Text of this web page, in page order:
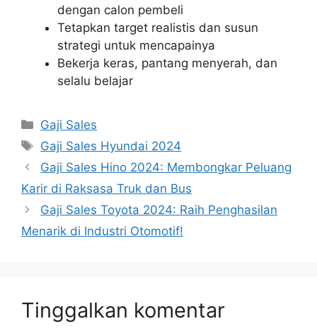
dengan calon pembeli
Tetapkan target realistis dan susun
strategi untuk mencapainya
Bekerja keras, pantang menyerah, dan
selalu belajar
Kategori
Gaji Sales
Tag
Gaji Sales Hyundai 2024
Gaji Sales Hino 2024: Membongkar Peluang
Karir di Raksasa Truk dan Bus
Gaji Sales Toyota 2024: Raih Penghasilan
Menarik di Industri Otomotif!
Tinggalkan komentar